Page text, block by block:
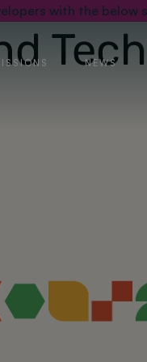
with the
NEWS